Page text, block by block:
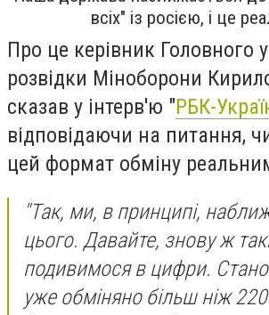
всіх" із росією, і це
Про це керівник Головного
розвідки Міноборони
сказав у інтерв'ю "РБК-
відповідаючи на питання,
цей формат обміну
"Так, ми, в принципі,
цього. Давайте, знову ж
подивимося в цифри.
уже обміняно більш ніж